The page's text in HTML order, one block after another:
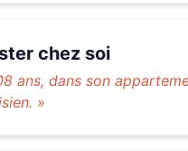
chez soi
ans, dans son
»